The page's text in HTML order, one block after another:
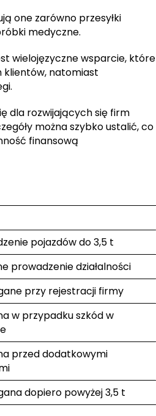
one zarówno przesyłki
medyczne.
wielojęzyczne wsparcie, które
klientów, natomiast
dla rozwijających się firm
można szybko ustalić, co
finansową
pojazdów do 3,5 t
prowadzenie działalności
przy rejestracji firmy
w przypadku szkód w
przed dodatkowymi
dopiero powyżej 3,5 t